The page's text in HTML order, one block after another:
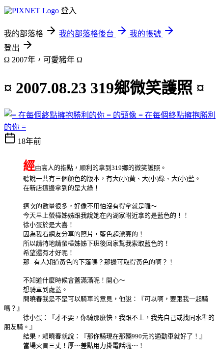
登入
我的部落格 我的部落格後台
我的帳號
登出
Ω 2007年，可愛豬年 Ω
¤ 2007.08.23 319鄉微笑護照 ¤
= 在每個終點擁抱勝利
的你 =
18年前
經由高人的指點，順利的拿到319鄉的微笑護照。
聽說一共有三個顏色的版本，有大(小)黃、大(小)綠、大(小)藍。
在新店這邊拿到的是大綠！
這次的數量很多，好像不用怕沒有得拿就是囉～
今天早上螢樺姊姊跟我說她在內湖家附近拿的是藍色的！！
徐小蛋於是大喜！
因為我看網友分享的照片，藍色超漂亮的！
所以請特地請螢樺姊姊下班後回家幫我索取藍色的！
希望還有才好呢！
那...有人知道黃色的下落嗎？那邊可取得黃色的啊？！
不知道什麼時候會蓋滿滿呢！開心～
想騎車到處蓋。
問曉春我是不是可以騎車的意見，他說：『可以啊，要跟我一起騎
嗎？』
徐小蛋：『才不要，你騎那麼快，我跟不上，我先自己或找同水準的
朋友騎。』
結果，賴曉春就說：『那你騎現在那輛990元的通勤車就好了！』
當場火冒三丈！厚～差點用力掛電話啦～！